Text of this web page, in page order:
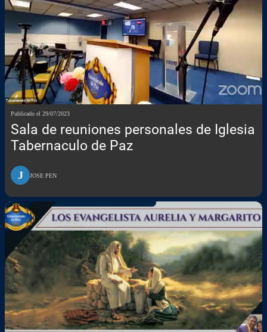
Publicado el 29/07/2023
Sala de reuniones personales de Iglesia
Tabernaculo de Paz
J JOSE PEN